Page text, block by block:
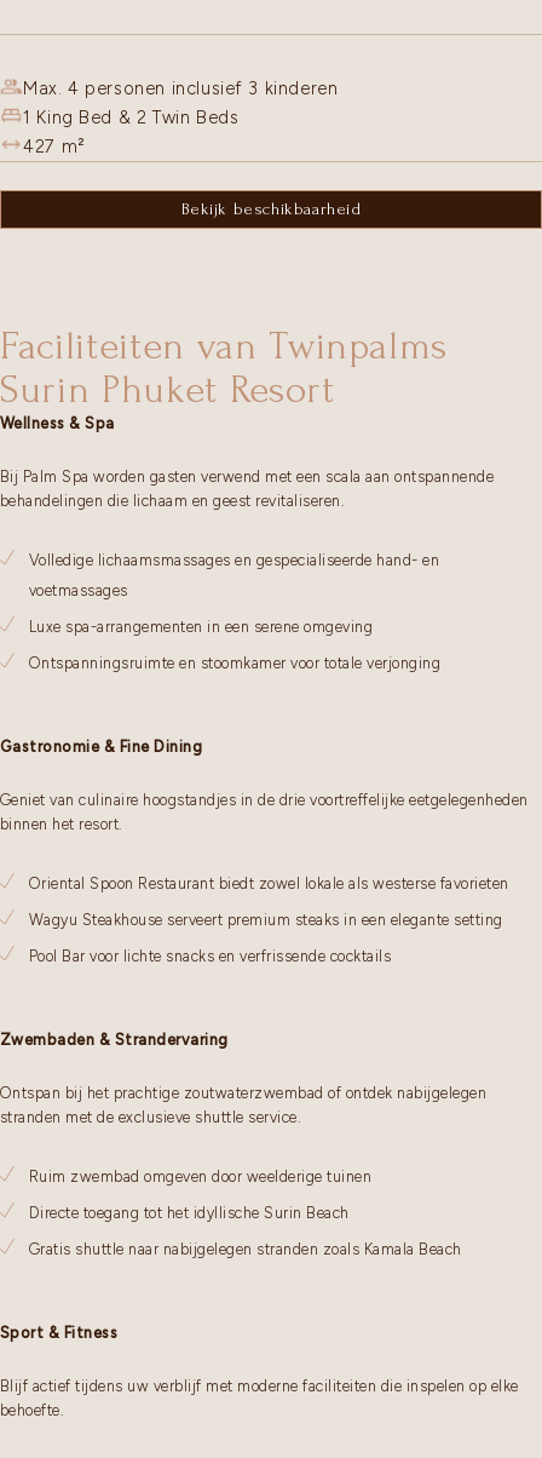
Max. 4 personen inclusief 3 kinderen
1 King Bed & 2 Twin Beds
427 m²
Bekijk beschikbaarheid
Faciliteiten van Twinpalms
Surin Phuket Resort
Wellness & Spa
Bij Palm Spa worden gasten verwend met een scala aan ontspannende
behandelingen die lichaam en geest revitaliseren.
Volledige lichaamsmassages en gespecialiseerde hand- en
voetmassages
Luxe spa-arrangementen in een serene omgeving
Ontspanningsruimte en stoomkamer voor totale verjonging
Gastronomie & Fine Dining
Geniet van culinaire hoogstandjes in de drie voortreffelijke eetgelegenheden
binnen het resort.
Oriental Spoon Restaurant biedt zowel lokale als westerse favorieten
Wagyu Steakhouse serveert premium steaks in een elegante setting
Pool Bar voor lichte snacks en verfrissende cocktails
Zwembaden & Strandervaring
Ontspan bij het prachtige zoutwaterzwembad of ontdek nabijgelegen
stranden met de exclusieve shuttle service.
Ruim zwembad omgeven door weelderige tuinen
Directe toegang tot het idyllische Surin Beach
Gratis shuttle naar nabijgelegen stranden zoals Kamala Beach
Sport & Fitness
Blijf actief tijdens uw verblijf met moderne faciliteiten die inspelen op elke
behoefte.